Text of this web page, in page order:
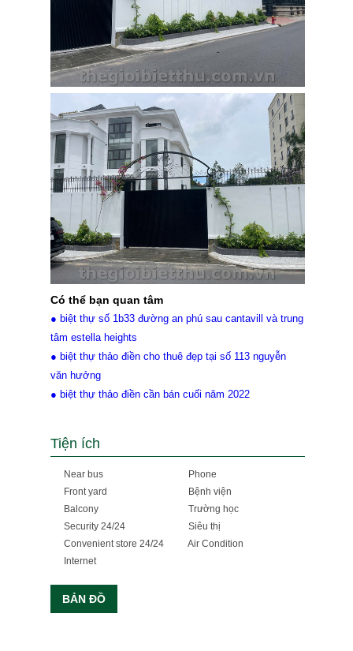
Có thể bạn quan tâm
● biệt thự số 1b33 đường an phú sau cantavill và trung
tâm estella heights
● biệt thự thảo điền cho thuê đẹp tại số 113 nguyễn
văn hưởng
● biệt thự thảo điền cần bán cuối năm 2022
Tiện ích
Near bus
Phone
Front yard
Bệnh viện
Balcony
Trường học
Security 24/24
Siêu thị
Convenient store 24/24
Air Condition
Internet
BẢN ĐỒ